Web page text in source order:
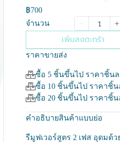
฿700
จำนวน
เพิ่มลงตะกร้า
ราคาขายส่ง
ซื้อ 5 ชิ้นขึ้นไป ราคาชิ้น
ซื้อ 10 ชิ้นขึ้นไป ราคาชิ้
ซื้อ 20 ชิ้นขึ้นไป ราคาชิ้
คำอธิบายสินค้าแบบย่อ
รีมูฟเวอร์สูตร 2 เฟส อุดมด้